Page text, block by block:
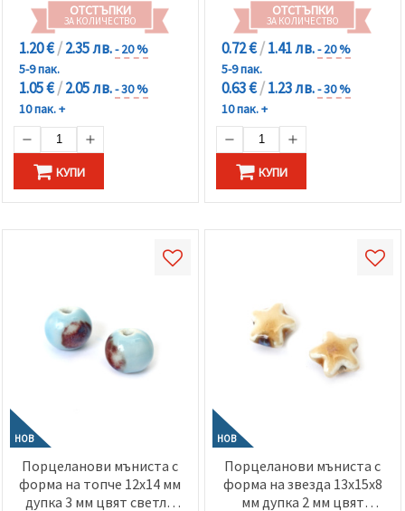
ОТСТЪПКИ
ЗА КОЛИЧЕСТВО
1.20 €/2.35 лв.- 20 %
5-9 пак.
1.05 €/2.05 лв.- 30 %
10 пак. +
КУПИ
ОТСТЪПКИ
ЗА КОЛИЧЕСТВО
0.72 €/1.41 лв.- 20 %
5-9 пак.
0.63 €/1.23 лв.- 30 %
10 пак. +
КУПИ
НОВ
Порцеланови мъниста с
форма на топче 12x14 мм
дупка 3 мм цвят светло
НОВ
Порцеланови мъниста с
форма на звезда 13x15x8
мм дупка 2 мм цвят